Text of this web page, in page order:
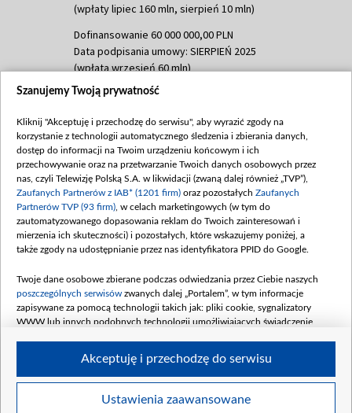
(wpłaty lipiec 160 mln, sierpień 10 mln)
Dofinansowanie 60 000 000,00 PLN
Data podpisania umowy: SIERPIEŃ 2025
(wpłata wrzesień 60 mln)
Dofinansowanie 635 783 051,21 PLN
(wpłata wrzesień 100 mln, październik 350
mln, listopad 265 mln)
Dofinansowanie 48 862 000,00 PLN
Data podpisania umowy: GRUDZIEŃ 2025
(wpłata grudzień 60,548 mln)
Dofinansowanie 900 000 000,00 PLN
Data podpisania umowy: LUTY 2026 (wpłata
kwiecień 180 mln, 7 maja 180 mln, 8
czerwca 90 mln)
Dofinansowanie 250 000 000,00 PLN
4 sierpnia 250 mln
Szanujemy Twoją prywatność
Kliknij "Akceptuję i przechodzę do serwisu", aby wyrazić zgody na
korzystanie z technologii automatycznego śledzenia i zbierania danych,
dostęp do informacji na Twoim urządzeniu końcowym i ich
przechowywanie oraz na przetwarzanie Twoich danych osobowych przez
nas, czyli Telewizję Polską S.A. w likwidacji (zwaną dalej również „TVP”),
Zaufanych Partnerów z IAB* (1201 firm) oraz pozostałych Zaufanych
Partnerów TVP (93 firm) , w celach marketingowych (w tym do
zautomatyzowanego dopasowania reklam do Twoich zainteresowań i
mierzenia ich skuteczności) i pozostałych, które wskazujemy poniżej, a
także zgody na udostępnianie przez nas identyfikatora PPID do Google.
Twoje dane osobowe zbierane podczas odwiedzania przez Ciebie naszych
poszczególnych serwisów zwanych dalej „Portalem”, w tym informacje
zapisywane za pomocą technologii takich jak: pliki cookie, sygnalizatory
WWW lub innych podobnych technologii umożliwiających świadczenie
Twoje dane osobowe zbierane podczas odwiedzania przez Ciebie
Ustawienia zaawansowane
Akceptuję i przechodzę do serwisu